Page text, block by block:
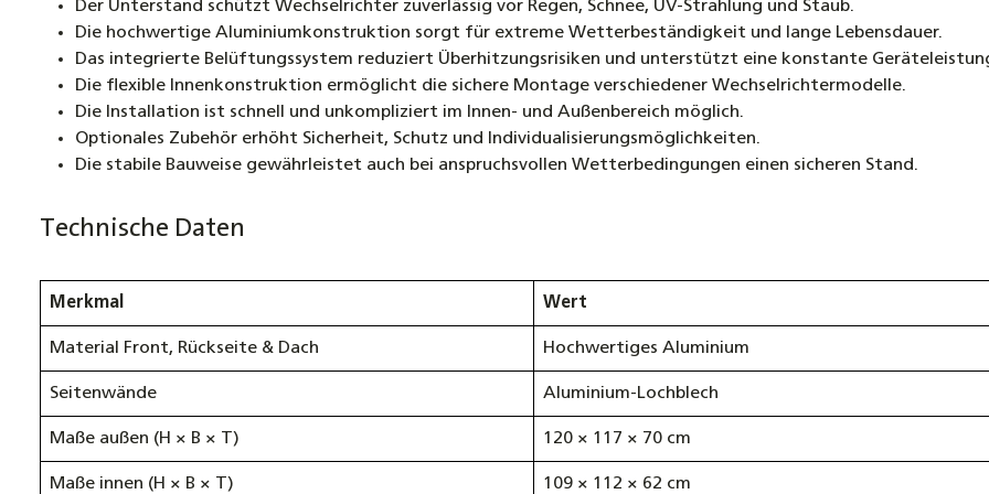
Der Unterstand schützt Wechselrichter zuverlässig vor Regen, Schnee, UV-Strahlung und Staub.
Die hochwertige Aluminiumkonstruktion sorgt für extreme Wetterbeständigkeit und lange Lebensdauer.
Das integrierte Belüftungssystem reduziert Überhitzungsrisiken und unterstützt eine konstante
Die flexible Innenkonstruktion ermöglicht die sichere Montage verschiedener Wechselrichtermodelle.
Die Installation ist schnell und unkompliziert im Innen- und Außenbereich möglich.
Optionales Zubehör erhöht Sicherheit, Schutz und Individualisierungsmöglichkeiten.
Die stabile Bauweise gewährleistet auch bei anspruchsvollen Wetterbedingungen einen sicheren Stand.
Technische Daten
Merkmal Wert
Material Front, Rückseite & Dach Hochwertiges Aluminium
Seitenwände Aluminium-Lochblech
Maße außen (H × B × T) 120 × 117 × 70 cm
Maße innen (H × B × T) 109 × 112 × 62 cm